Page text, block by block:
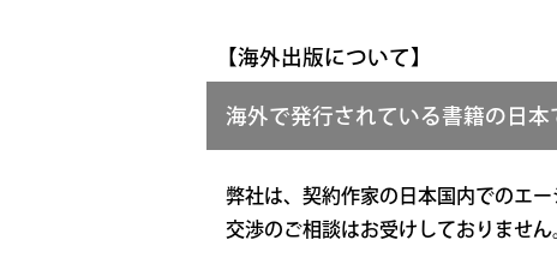
【海外出版について】
海外で発行されている書籍の日
弊社は、契約作家の日本国内でのエ
交渉のご相談はお受けしておりません